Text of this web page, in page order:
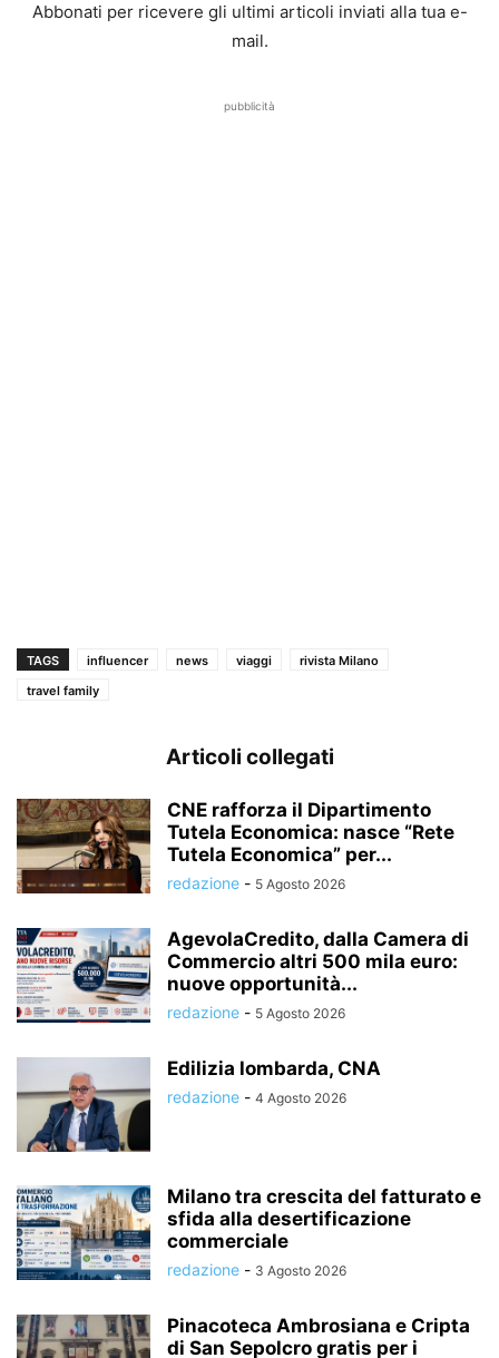
Abbonati per ricevere gli ultimi articoli inviati alla tua e-
mail.
pubblicità
TAGS influencer news viaggi
rivista Milano
travel family
Articoli collegati
CNE rafforza il Dipartimento
Tutela Economica: nasce “Rete
Tutela Economica” per...
redazione - 5 Agosto 2026
AgevolaCredito, dalla Camera di
Commercio altri 500 mila euro:
nuove opportunità...
redazione - 5 Agosto 2026
Edilizia lombarda, CNA
redazione - 4 Agosto 2026
Milano tra crescita del fatturato e
sfida alla desertificazione
commerciale
redazione - 3 Agosto 2026
Pinacoteca Ambrosiana e Cripta
di San Sepolcro gratis per i